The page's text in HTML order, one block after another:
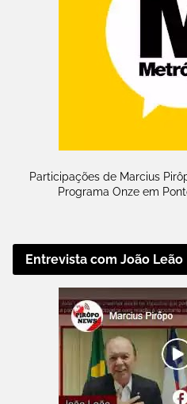
Participações de Marcius
Programa Onze em
Entrevista com João Leão